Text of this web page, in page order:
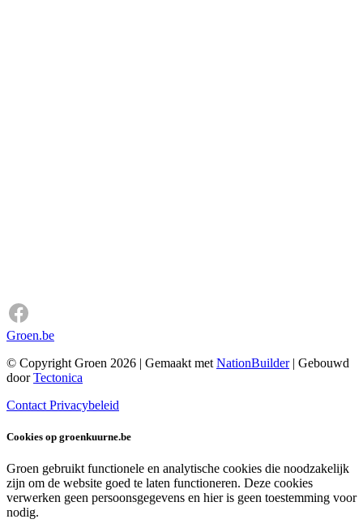
Groen.be
© Copyright Groen 2026 | Gemaakt met NationBuilder| Gebouwd
doorTectonica
Contact Privacybeleid
Cookies op groenkuurne.be
Groen gebruikt functionele en analytische cookies die noodzakelijk
zijn om de website goed te laten functioneren. Deze cookies
verwerken geen persoonsgegevens en hier is geen toestemming voor
nodig.